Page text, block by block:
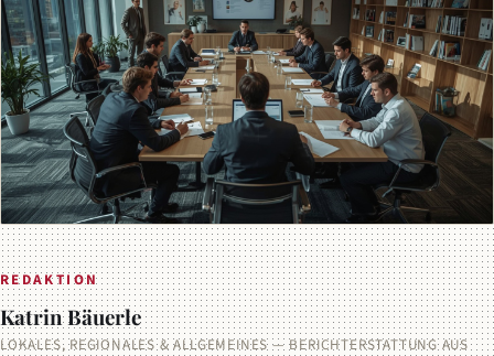
REDAKTION
Katrin Bäuerle
LOKALES, REGIONALES & ALLGEMEINES — BERICHTERSTATTUNG AUS